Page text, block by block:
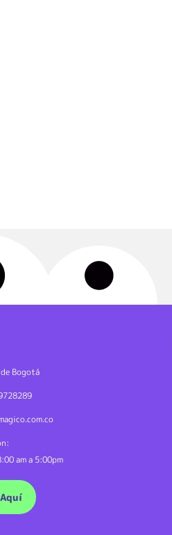
Bogotá
am a 5:00pm